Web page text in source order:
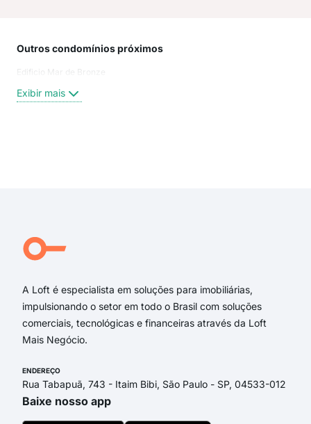
Outros condomínios próximos
Edificio Mar de Bronze
Exibir mais
A Loft é especialista em soluções para imobiliárias,
impulsionando o setor em todo o Brasil com soluções
comerciais, tecnológicas e financeiras através da Loft
Mais Negócio.
ENDEREÇO
Rua Tabapuã, 743 - Itaim Bibi, São Paulo - SP, 04533-012
Baixe nosso app